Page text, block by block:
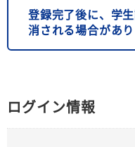
登録完了後に、学
消される場合があ
ログイン情報